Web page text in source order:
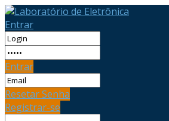
Entrar
Entrar
Resetar Senha
Registrar-se